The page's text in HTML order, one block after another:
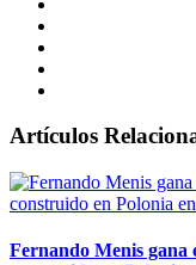
Artículos
Fernando Menis